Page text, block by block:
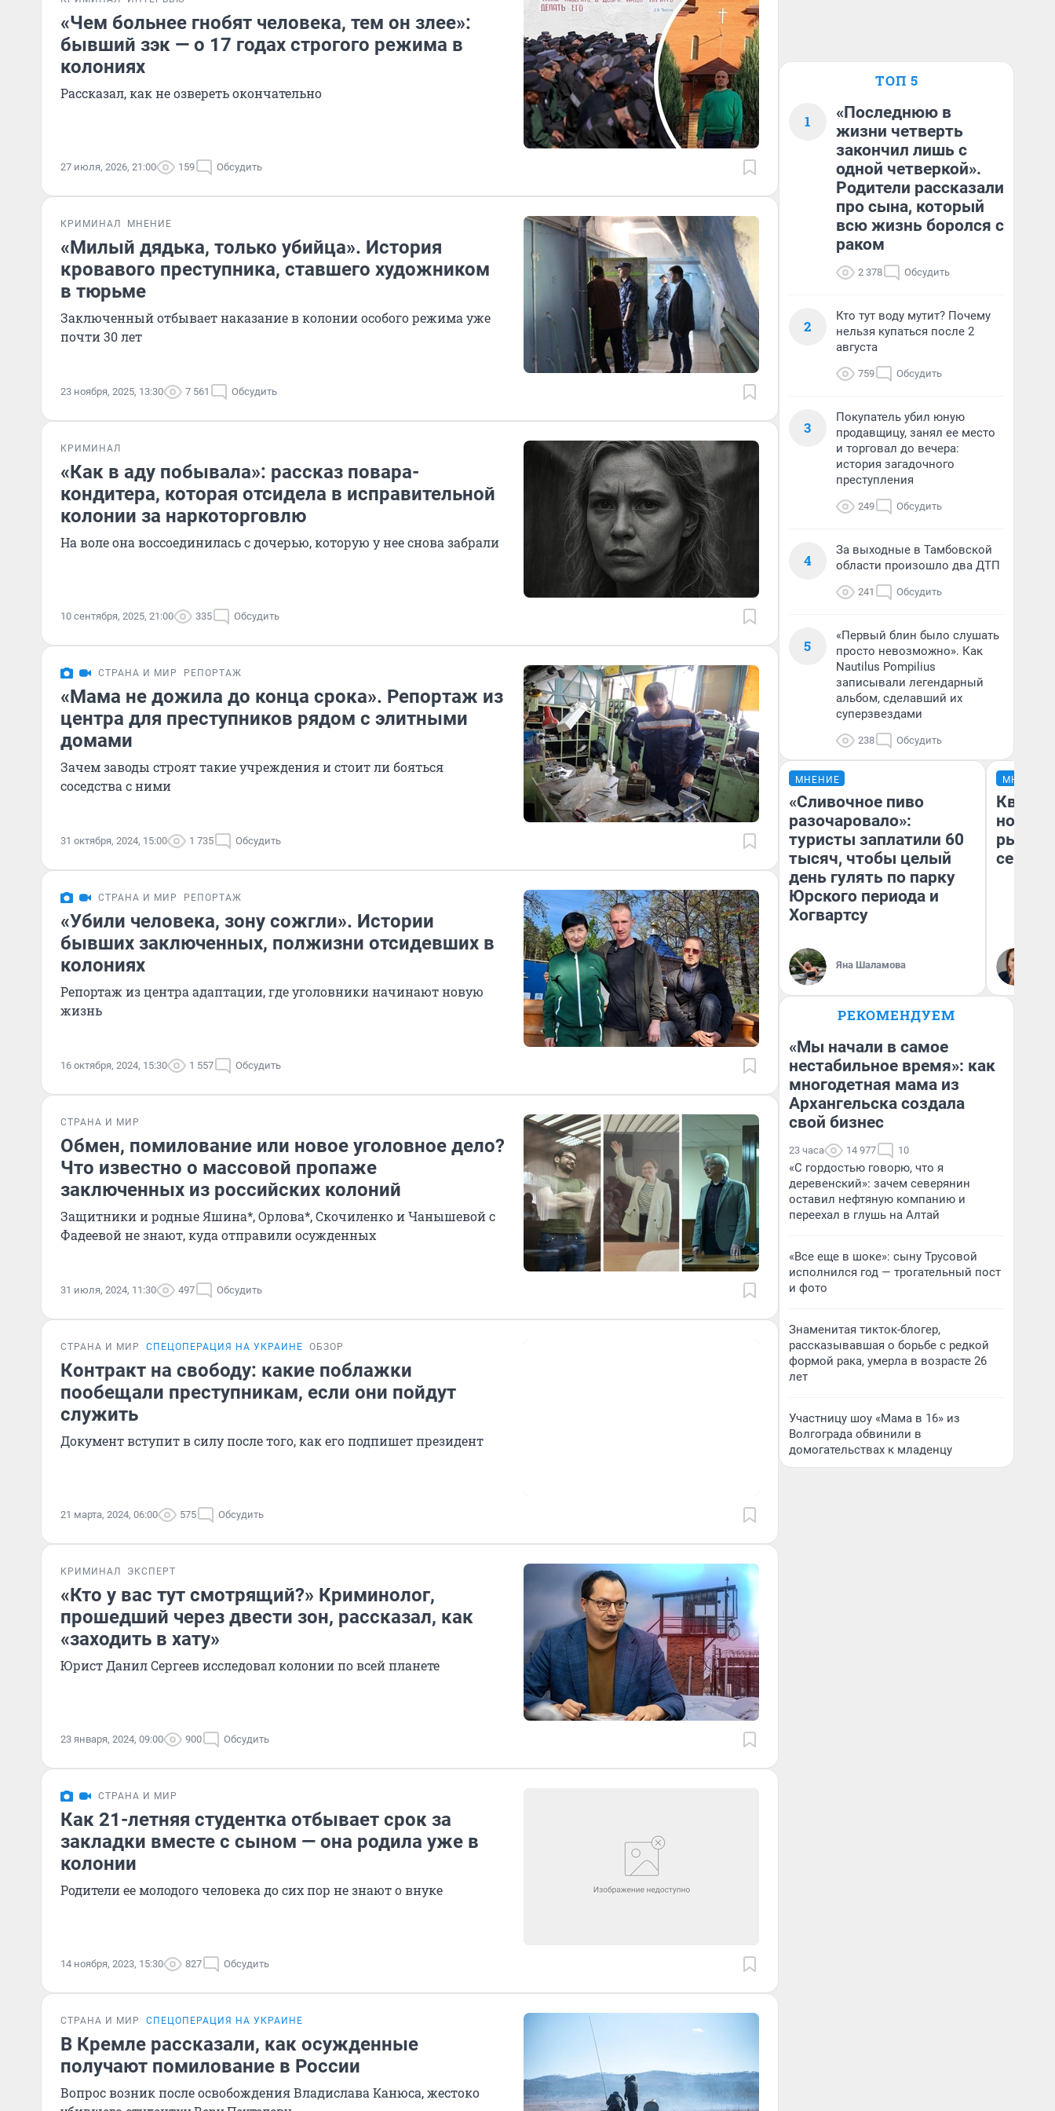
«Чем больнее гнобят человека, тем он злее»:
бывший зэк — о 17 годах строгого режима в
колониях
Рассказал, как не озвереть окончательно
27 июля, 2026, 21:00 159 Обсудить
КРИМИНАЛ МНЕНИЕ
«Милый дядька, только убийца». История
кровавого преступника, ставшего художником
в тюрьме
Заключенный отбывает наказание в колонии особого режима уже
почти 30 лет
23 ноября, 2025, 13:30 7 561 Обсудить
КРИМИНАЛ
«Как в аду побывала»: рассказ повара-
кондитера, которая отсидела в исправительной
колонии за наркоторговлю
На воле она воссоединилась с дочерью, которую у нее снова забрали
10 сентября, 2025, 21:00 335 Обсудить
СТРАНА И МИР РЕПОРТАЖ
«Мама не дожила до конца срока». Репортаж из
центра для преступников рядом с элитными
домами
Зачем заводы строят такие учреждения и стоит ли бояться
соседства с ними
31 октября, 2024, 15:00 1 735 Обсудить
СТРАНА И МИР РЕПОРТАЖ
«Убили человека, зону сожгли». Истории
бывших заключенных, полжизни отсидевших в
колониях
Репортаж из центра адаптации, где уголовники начинают новую
жизнь
16 октября, 2024, 15:30 1 557 Обсудить
СТРАНА И МИР
Обмен, помилование или новое уголовное дело?
Что известно о массовой пропаже
заключенных из российских колоний
Защитники и родные Яшина*, Орлова*, Скочиленко и Чанышевой с
Фадеевой не знают, куда отправили осужденных
31 июля, 2024, 11:30 497 Обсудить
СТРАНА И МИР СПЕЦОПЕРАЦИЯ НА УКРАИНЕ ОБЗОР
Контракт на свободу: какие поблажки
пообещали преступникам, если они пойдут
служить
Документ вступит в силу после того, как его подпишет президент
21 марта, 2024, 06:00 575 Обсудить
КРИМИНАЛ ЭКСПЕРТ
«Кто у вас тут смотрящий?» Криминолог,
прошедший через двести зон, рассказал, как
«заходить в хату»
Юрист Данил Сергеев исследовал колонии по всей планете
23 января, 2024, 09:00 900 Обсудить
СТРАНА И МИР
Как 21-летняя студентка отбывает срок за
закладки вместе с сыном — она родила уже в
колонии
Родители ее молодого человека до сих пор не знают о внуке
14 ноября, 2023, 15:30 827 Обсудить
СТРАНА И МИР СПЕЦОПЕРАЦИЯ НА УКРАИНЕ
В Кремле рассказали, как осужденные
получают помилование в России
Вопрос возник после освобождения Владислава Канюса, жестоко
ТОП 5
1
«Последнюю в
жизни четверть
закончил лишь с
одной четверкой».
Родители рассказали
про сына, который
всю жизнь боролся с
раком
2 378 Обсудить
2
Кто тут воду мутит? Почему
нельзя купаться после 2
августа
759 Обсудить
3
Покупатель убил юную
продавщицу, занял ее место
и торговал до вечера:
история загадочного
преступления
249 Обсудить
4
За выходные в Тамбовской
области произошло два ДТП
241 Обсудить
5
«Первый блин было слушать
просто невозможно». Как
Nautilus Pompilius
записывали легендарный
альбом, сделавший их
суперзвездами
238 Обсудить
МНЕНИЕ
«Сливочное пиво
разочаровало»:
туристы заплатили 60
тысяч, чтобы целый
день гулять по парку
Юрского периода и
Хогвартсу
Яна Шаламова
МНЕНИЕ
но
рынок
РЕКОМЕНДУЕМ
«Мы начали в самое
нестабильное время»: как
многодетная мама из
Архангельска создала
свой бизнес
23 часа 14 977 10
«С гордостью говорю, что я
деревенский»: зачем северянин
оставил нефтяную компанию и
переехал в глушь на Алтай
«Все еще в шоке»: сыну Трусовой
исполнился год — трогательный пост
и фото
Знаменитая тикток-блогер,
рассказывавшая о борьбе с редкой
формой рака, умерла в возрасте 26
лет
Участницу шоу «Мама в 16» из
Волгограда обвинили в
домогательствах к младенцу